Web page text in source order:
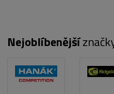
Nejoblíbenější